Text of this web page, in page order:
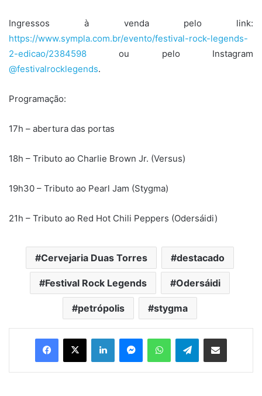
Ingressos à venda pelo link:
https://www.sympla.com.br/evento/festival-rock-legends-
2-edicao/2384598 ou pelo Instagram
@festivalrocklegends.
Programação:
17h – abertura das portas
18h – Tributo ao Charlie Brown Jr. (Versus)
19h30 – Tributo ao Pearl Jam (Stygma)
21h – Tributo ao Red Hot Chili Peppers (Odersáidi)
Cervejaria Duas Torres destacado
Festival Rock Legends Odersáidi
petrópolis stygma
Telegram